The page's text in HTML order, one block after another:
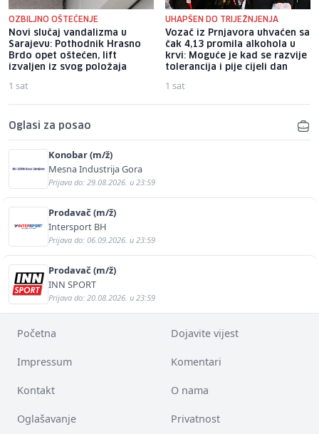
OZBILJNO OŠTEĆENJE
Novi slučaj vandalizma u
Sarajevu: Pothodnik Hrasno
Brdo opet oštećen, lift
izvaljen iz svog položaja
1 sat
UHAPŠEN DO TRIJEŽNJENJA
Vozač iz Prnjavora uhvaćen sa
čak 4,13 promila alkohola u
krvi: Moguće je kad se razvije
tolerancija i pije cijeli dan
1 sat
Oglasi za posao
Konobar (m/ž)
Mesna Industrija Gora
Prijava do: 29.08.2026. u 23:59
Prodavač (m/ž)
Intersport BH
Prijava do: 06.09.2026. u 23:59
Prodavač (m/ž)
INN SPORT
Prijava do: 20.08.2026. u 23:59
Početna Dojavite vijest
Impressum Komentari
Kontakt O nama
Oglašavanje Privatnost